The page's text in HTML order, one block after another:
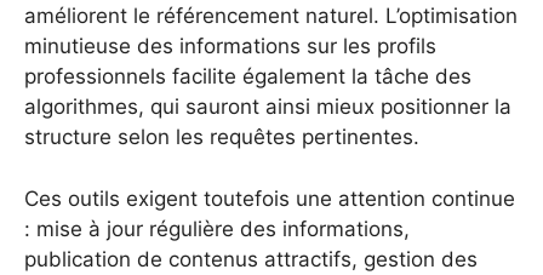
améliorent le référencement naturel. L’optimisation
minutieuse des informations sur les profils
professionnels facilite également la tâche des
algorithmes, qui sauront ainsi mieux positionner la
structure selon les requêtes pertinentes.
Ces outils exigent toutefois une attention continue
: mise à jour régulière des informations,
publication de contenus attractifs, gestion des